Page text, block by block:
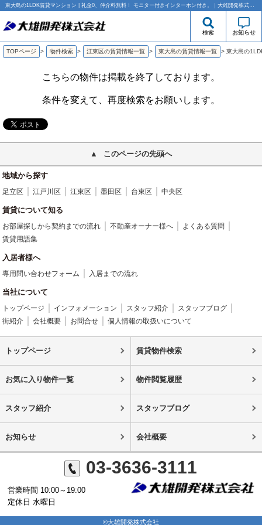
東大島の1LDK賃貸マンション | 礼金0、仲介料無料！ モニター付きインターホン付き。｜大雄開発株式会社
検索 お知らせ
TOPページ > 物件検索 > 江東区の賃貸情報一覧 > 東大島の賃貸情報一覧 > 東大島の
こちらの物件は掲載を終了しております。
条件を変えて、再度検索をお願いします。
このページの先頭へ
地域から探す
足立区 江戸川区 江東区 墨田区 台東区 中央区
賃貸について知る
お部屋探しから契約までの流れ 不動産オーナー様へ
よくある質問
賃貸用語集
入居者様へ
専用問い合わせフォーム 入居までの流れ
当社について
トップページ インフォメーション スタッフ紹介
スタッフブログ
街紹介
会社概要 お問合せ 個人情報の取扱いについて
トップページ 賃貸物件検索
お気に入り物件一覧 物件閲覧履歴
スタッフ紹介 スタッフブログ
お知らせ 会社概要
03-3636-3111
営業時間 10:00～19:00
定休日 水曜日
©大雄開発株式会社